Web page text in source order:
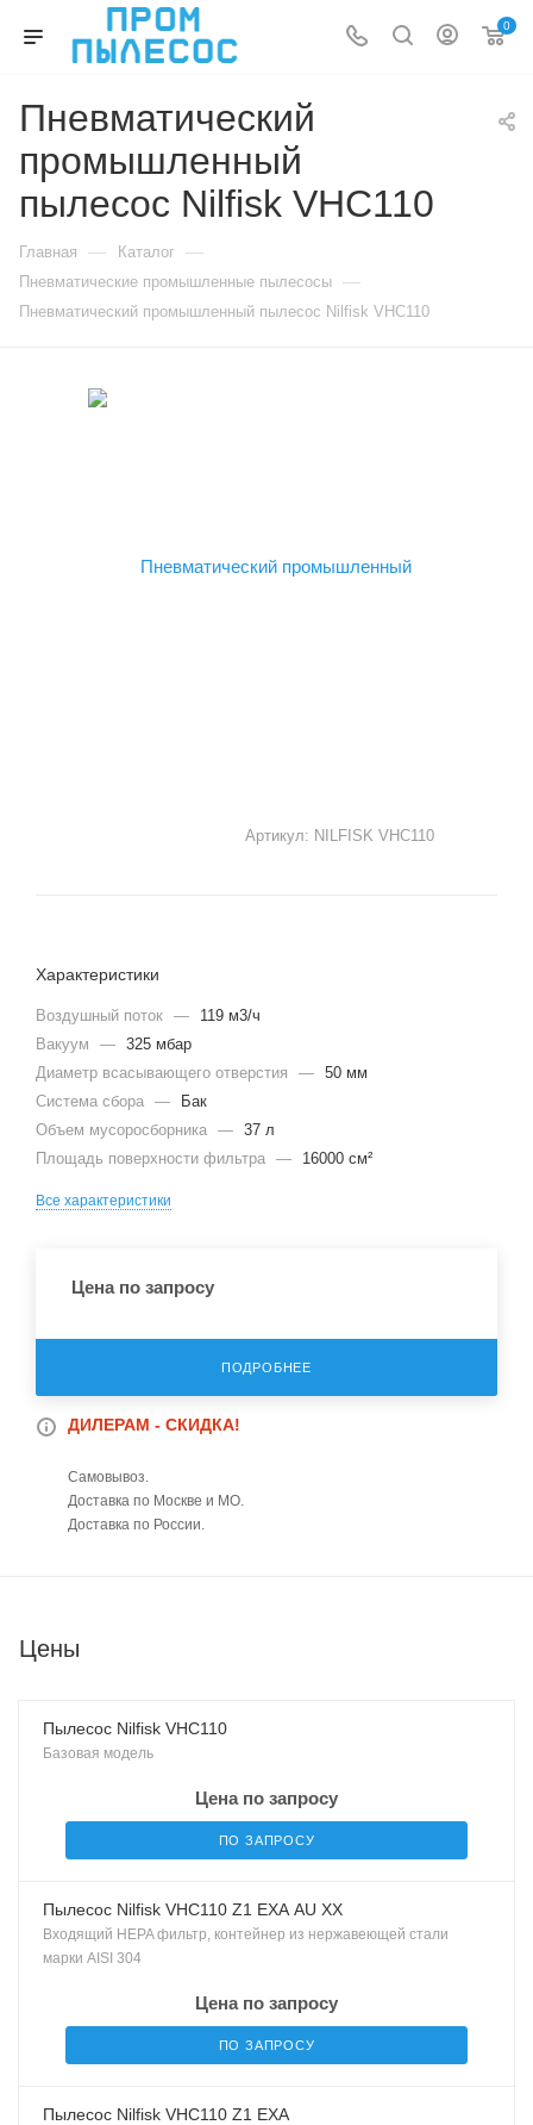
0
Пневматический
промышленный
пылесос Nilfisk VHC110
Главная — Каталог —
Пневматические промышленные пылесосы —
Пневматический промышленный пылесос Nilfisk VHC110
Артикул: NILFISK VHC110
Характеристики
Воздушный поток —
119 м3/ч
Вакуум
— 325 мбар
Диаметр всасывающего отверстия
— 50 мм
Система сбора —
Бак
Объем мусоросборника — 37 л
Площадь поверхности фильтра — 16000 см²
Все характеристики
Цена по запросу
ПОДРОБНЕЕ
ДИЛЕРАМ - СКИДКА!
Самовывоз.
Доставка по Москве и МО.
Доставка по России.
Цены
Пылесос Nilfisk VHC110
Базовая модель
Цена по запросу
ПО ЗАПРОСУ
Пылесос Nilfisk VHC110 Z1 EXA AU XX
Входящий HEPA фильтр, контейнер из нержавеющей стали
марки AISI 304
Цена по запросу
ПО ЗАПРОСУ
Пылесос Nilfisk VHC110 Z1 EXA